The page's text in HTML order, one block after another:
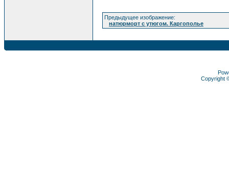
Предыдущее изображение:
натюрморт с утюгом. Каргополье
Copyright